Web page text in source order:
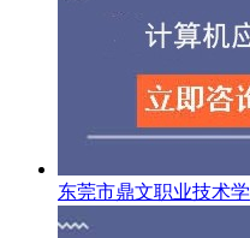
东莞市鼎文职业技术学